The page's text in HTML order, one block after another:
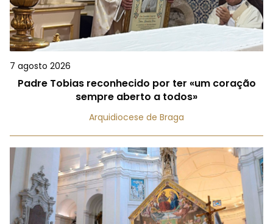
7 agosto 2026
Padre Tobias reconhecido por ter «um coração
sempre aberto a todos»
Arquidiocese de Braga